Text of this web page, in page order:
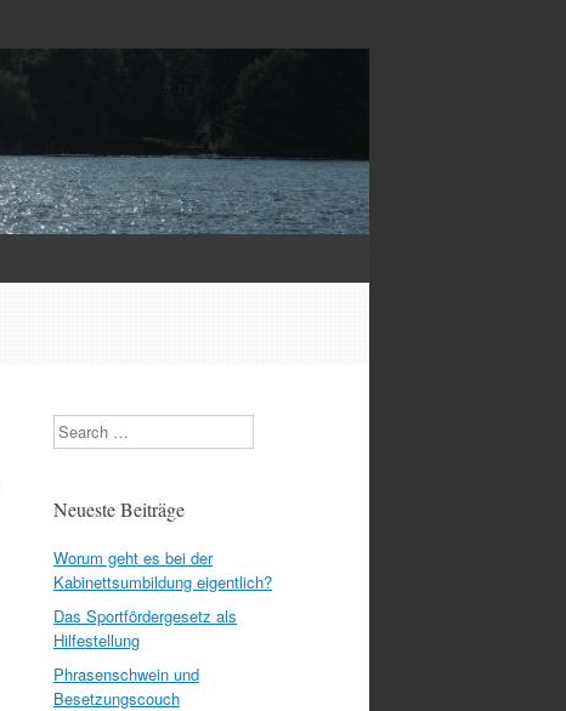
Search
Neueste Beiträge
Worum geht es bei der
Kabinettsumbildung eigentlich?
Das Sportfördergesetz als
Hilfestellung
Phrasenschwein und
Besetzungscouch